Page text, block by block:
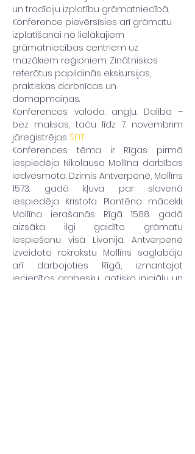
un tradīciju izplatību grāmatniecībā.
Konference pievērsīsies arī grāmatu
izplatīšanai no lielākajiem
grāmatniecības centriem uz
mazākiem reģioniem. Zinātniskos
referātus papildinās ekskursijas,
praktiskas darbnīcas un
domapmaiņas.
Konferences valoda: angļu. Dalība –
bez maksas, taču līdz 7. novembrim
jāreģistrējas ŠEIT
Konferences tēma ir Rīgas pirmā
iespiedēja Nikolausa Mollīna darbības
iedvesmota. Dzimis Antverpenē, Mollīns
1573. gadā kļuva par slavenā
iespiedēja Kristofa Plantēna mācekli.
Mollīna ierašanās Rīgā 1588. gadā
aizsāka ilgi gaidīto grāmatu
iespiešanu visā Livonijā. Antverpenē
izveidoto rokrakstu Mollīns saglabāja
arī darbojoties Rīgā, izmantojot
iecienītos arabesku, gotisko iniciāļu un